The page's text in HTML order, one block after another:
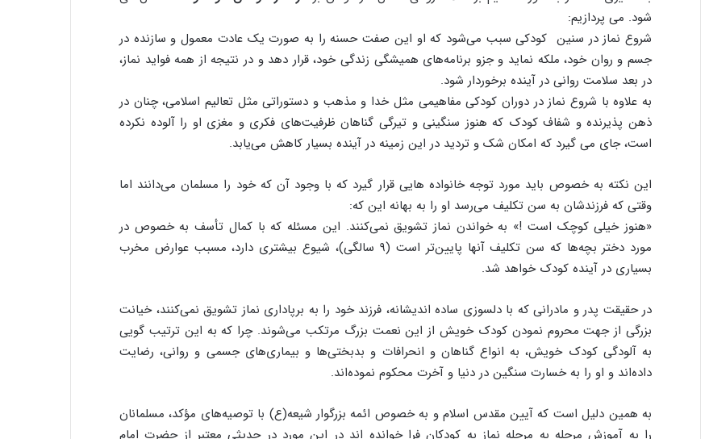
شود. می پردازیم:
شروع نماز در سنین کودکی سبب می‌شود که او این صفت حسنه را به صورت یک عادت معمول و سازنده در
جسم و روان خود، ملکه نماید و جزو برنامه‌های همیشگی زندگی خود، قرار دهد و در نتیجه از همه فواید نماز،
در بعد سلامت روانی در آینده برخوردار شود.
به علاوه با شروع نماز در دوران کودکی مفاهیمی مثل خدا و مذهب و دستوراتی مثل تعالیم اسلامی، چنان در
ذهن پذیرنده و شفاف کودک که هنوز سنگینی و تیرگی گناهان ظرفیت‌های فکری و مغزی او را آلوده نکرده
است، جای می گیرد که امکان شک و تردید در این زمینه در آینده بسیار کاهش می‌یابد.
این نکته به خصوص باید مورد توجه خانواده هایی قرار گیرد که با وجود آن که خود را مسلمان می‌دانند اما
وقتی که فرزندشان به سن تکلیف می‌رسد او را به بهانه این که:
«هنوز خیلی کوچک است !» به خواندن نماز تشویق نمی‌کنند. این مسئله که با کمال تأسف به خصوص در
مورد دختر بچه‌ها که سن تکلیف آنها پایین‌تر است (۹ سالگی)، شیوع بیشتری دارد، مسبب عوارض مخرب
بسیاری در آینده کودک خواهد شد.
در حقیقت پدر و مادرانی که با دلسوزی ساده اندیشانه، فرزند خود را به برپاداری نماز تشویق نمی‌کنند، خیانت
بزرگی از جهت محروم نمودن کودک خویش از این نعمت بزرگ مرتکب می‌شوند. چرا که به این ترتیب گویی
به آلودگی کودک خویش، به انواع گناهان و انحرافات و بدبختی‌ها و بیماری‌های جسمی و روانی، رضایت
داده‌اند و او را به خسارت سنگین در دنیا و آخرت محکوم نموده‌اند.
به همین دلیل است که آیین مقدس اسلام و به خصوص ائمه بزرگوار شیعه(ع) با توصیه‌های مؤکد، مسلمانان
را به آموزش مرحله به مرحله نماز به کودکان فرا خوانده اند در این مورد در حدیثی معتبر از حضرت امام